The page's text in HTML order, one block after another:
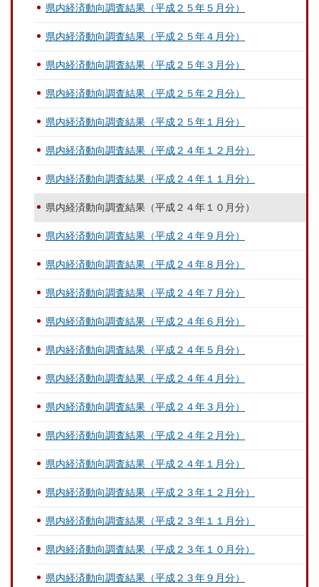
県内経済動向調査結果（平成２５年５月分）
県内経済動向調査結果（平成２５年４月分）
県内経済動向調査結果（平成２５年３月分）
県内経済動向調査結果（平成２５年２月分）
県内経済動向調査結果（平成２５年１月分）
県内経済動向調査結果（平成２４年１２月分）
県内経済動向調査結果（平成２４年１１月分）
県内経済動向調査結果（平成２４年１０月分）
県内経済動向調査結果（平成２４年９月分）
県内経済動向調査結果（平成２４年８月分）
県内経済動向調査結果（平成２４年７月分）
県内経済動向調査結果（平成２４年６月分）
県内経済動向調査結果（平成２４年５月分）
県内経済動向調査結果（平成２４年４月分）
県内経済動向調査結果（平成２４年３月分）
県内経済動向調査結果（平成２４年２月分）
県内経済動向調査結果（平成２４年１月分）
県内経済動向調査結果（平成２３年１２月分）
県内経済動向調査結果（平成２３年１１月分）
県内経済動向調査結果（平成２３年１０月分）
県内経済動向調査結果（平成２３年９月分）